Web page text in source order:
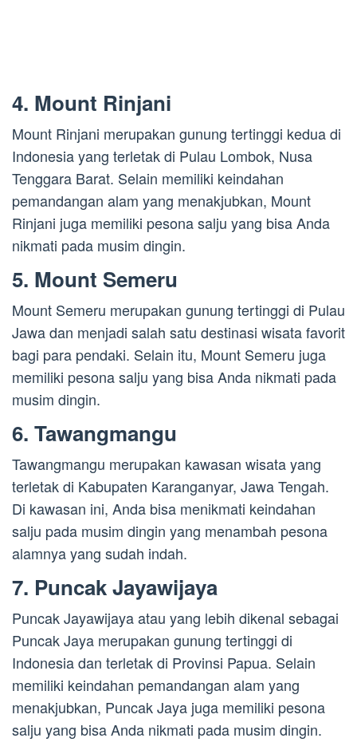
4. Mount Rinjani
Mount Rinjani merupakan gunung tertinggi kedua di
Indonesia yang terletak di Pulau Lombok, Nusa
Tenggara Barat. Selain memiliki keindahan
pemandangan alam yang menakjubkan, Mount
Rinjani juga memiliki pesona salju yang bisa Anda
nikmati pada musim dingin.
5. Mount Semeru
Mount Semeru merupakan gunung tertinggi di Pulau
Jawa dan menjadi salah satu destinasi wisata favorit
bagi para pendaki. Selain itu, Mount Semeru juga
memiliki pesona salju yang bisa Anda nikmati pada
musim dingin.
6. Tawangmangu
Tawangmangu merupakan kawasan wisata yang
terletak di Kabupaten Karanganyar, Jawa Tengah.
Di kawasan ini, Anda bisa menikmati keindahan
salju pada musim dingin yang menambah pesona
alamnya yang sudah indah.
7. Puncak Jayawijaya
Puncak Jayawijaya atau yang lebih dikenal sebagai
Puncak Jaya merupakan gunung tertinggi di
Indonesia dan terletak di Provinsi Papua. Selain
memiliki keindahan pemandangan alam yang
menakjubkan, Puncak Jaya juga memiliki pesona
salju yang bisa Anda nikmati pada musim dingin.